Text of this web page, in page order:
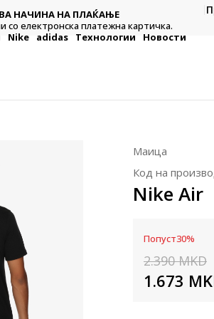
НАЧИНА НА ПЛАЌАЊЕ
со електронска платежна картичка.
Nike adidas Технологии Новости
Маица
Код на
Nike Air
Попуст30%
2.390 MKD
1.673